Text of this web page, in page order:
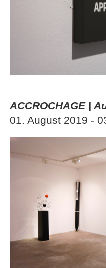
ACCROCHAGE |
01. August 2019 -